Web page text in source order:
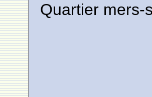
Quartier mers-